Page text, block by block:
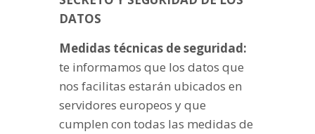
DATOS
Medidas técnicas de seguridad:
te informamos que los datos que
nos facilitas estarán ubicados en
servidores europeos y que
cumplen con todas las medidas de